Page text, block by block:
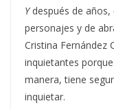
Y después de
personajes y de
Cristina Fernández
inquietantes
manera, tiene
inquietar.